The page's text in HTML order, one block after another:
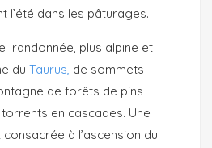
l’été dans les pâturages.
randonnée, plus alpine et
du Taurus, de sommets
de forêts de pins
en cascades. Une
à l’ascension du